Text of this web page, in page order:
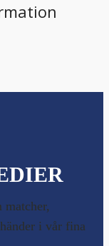
matcher,
i vår fina